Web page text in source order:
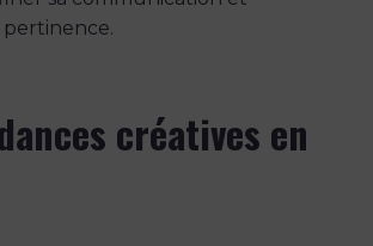
créatives en